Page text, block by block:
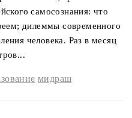
самосознания: что
дилеммы современного
человека. Раз в месяц
мидраш